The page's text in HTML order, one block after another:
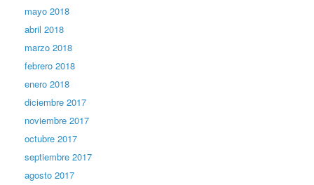
mayo 2018
abril 2018
marzo 2018
febrero 2018
enero 2018
diciembre 2017
noviembre 2017
octubre 2017
septiembre 2017
agosto 2017